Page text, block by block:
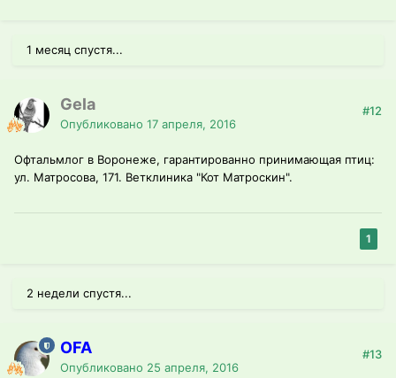
1 месяц спустя...
Gela
Опубликовано 17 апреля, 2016
#12
Офтальмлог в Воронеже, гарантированно принимающая птиц:
ул. Матросова, 171. Ветклиника "Кот Матроскин".
1
2 недели спустя...
OFA
Опубликовано 25 апреля, 2016
#13